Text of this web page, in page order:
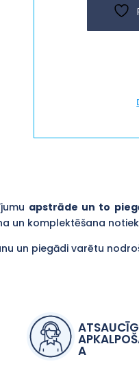
apstrāde un to
un komplektēšana notiek
un piegādi varētu
A